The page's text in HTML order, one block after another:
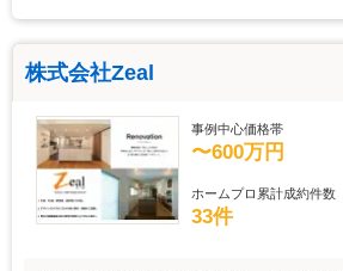
株式会社Zeal
事例中心価格帯
〜600万円
ホームプロ累計成約件数
33件